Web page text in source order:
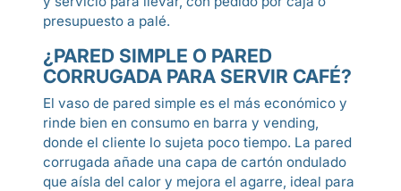
presupuesto a palé.
¿PARED SIMPLE O PARED
CORRUGADA PARA SERVIR CAFÉ?
El vaso de pared simple es el más económico y
rinde bien en consumo en barra y vending,
donde el cliente lo sujeta poco tiempo. La pared
corrugada añade una capa de cartón ondulado
que aísla del calor y mejora el agarre, ideal para